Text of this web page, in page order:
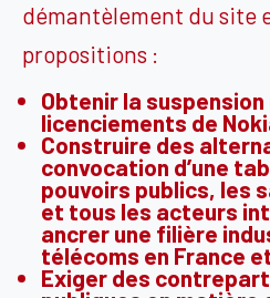
démantèlement du site
propositions :
Obtenir la suspension
licenciements de
Construire des
convocation d’une
pouvoirs publics, les
et tous les acteurs
ancrer une filière
télécoms en France
Exiger des